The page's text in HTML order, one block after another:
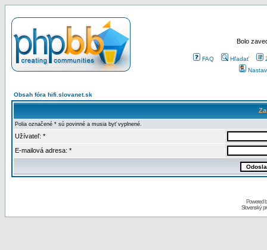
Bolo
FAQ Hľadať
Obsah fóra hifi.slovanet.sk
Polia označené * sú povinné a musia byť vyplnené.
Užívateľ: *
E-mailová adresa: *
Powered
Slovenský